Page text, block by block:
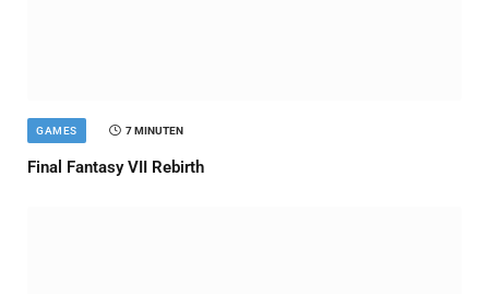
GAMES 7 MINUTEN
Final Fantasy VII Rebirth